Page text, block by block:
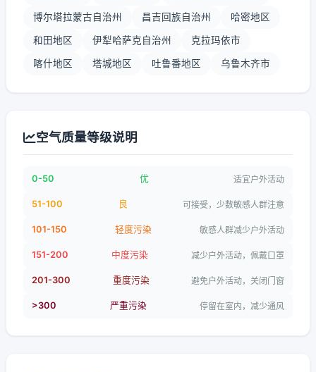
博尔塔拉蒙古自治州 昌吉回族自治州 哈密地区
和田地区 伊犁哈萨克自治州 克拉玛依市
喀什地区 塔城地区 吐鲁番地区 乌鲁木齐市
空气质量等级说明
0-50 优 适宜户外活动
51-100 良 可接受，少数敏感人群注意
101-150 轻度污染 敏感人群减少户外活动
151-200 中度污染 减少户外活动，佩戴口罩
201-300 重度污染 避免户外活动，关闭门窗
>300 严重污染 停留在室内，减少通风